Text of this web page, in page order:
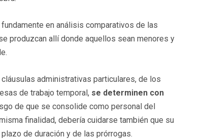
en análisis comparativos de las
produzcan allí donde aquellos sean menores y
administrativas particulares, de los
de trabajo temporal, se determinen con
de que se consolide como personal del
finalidad, debería cuidarse también que su
de duración y de las prórrogas.